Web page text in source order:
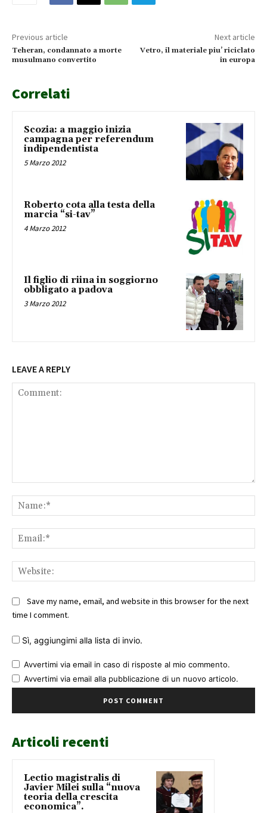
Previous article
Teheran, condannato a morte
musulmano convertito
Next article
Vetro, il materiale piu’ riciclato
in europa
Correlati
Scozia: a maggio inizia
campagna per referendum
indipendentista
5 Marzo 2012
Roberto cota alla testa della
marcia “si-tav”
4 Marzo 2012
Il figlio di riina in soggiorno
obbligato a padova
3 Marzo 2012
LEAVE A REPLY
Save my name, email, and website in this browser for the next
time I comment.
Sì, aggiungimi alla lista di invio.
Avvertimi via email in caso di risposte al mio commento.
Avvertimi via email alla pubblicazione di un nuovo articolo.
Articoli recenti
Lectio magistralis di
Javier Milei sulla “nuova
teoria della crescita
economica”.